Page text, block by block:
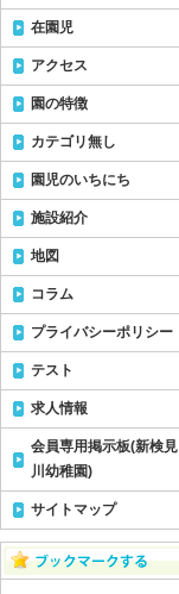
在園児
アクセス
園の特徴
カテゴリ無し
園児のいちにち
施設紹介
地図
コラム
プライバシーポリシー
テスト
求人情報
会員専用掲示板(新検見
川幼稚園)
サイトマップ